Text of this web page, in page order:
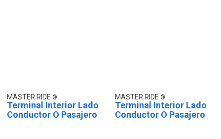
MASTER RIDE
Terminal Interior Lado
Conductor O Pasajero
MASTER RIDE
Terminal Interior Lado
Conductor O Pasajero